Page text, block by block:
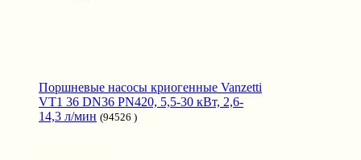
Поршневые насосы криогенные Vanzetti
VT1 36 DN36 PN420, 5,5-30 кВт, 2,6-
14,3 л/мин (94526 )